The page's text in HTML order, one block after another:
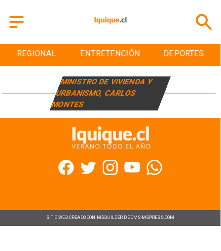
REGIONAL ENTRETENCIÓN DEPORTES
MINISTRO DE VIVIENDA Y
URBANISMO, CARLOS
MONTES
SITIO WEB CREADO CON MSBUILDER DE CMS-MSPRESS.COM